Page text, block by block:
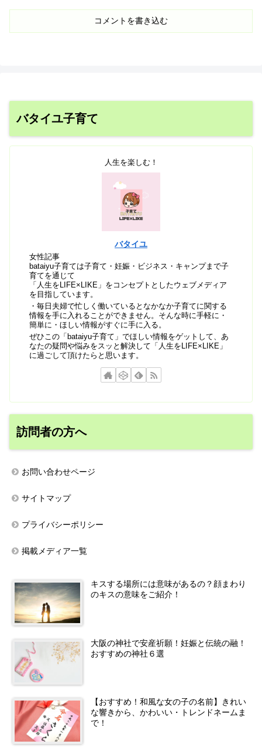
コメントを書き込む
バタイユ子育て
人生を楽しむ！
バタイユ
女性記事
bataiyu子育ては子育て・妊娠・ビジネス・キャンプまで子
育てを通じて
「人生をLIFE×LIKE」をコンセプトとしたウェブメディア
を目指しています。
・毎日夫婦で忙しく働いているとなかなか子育てに関する
情報を手に入れることができません。そんな時に手軽に・
簡単に・ほしい情報がすぐに手に入る。
ぜひこの「bataiyu子育て」でほしい情報をゲットして、あ
なたの疑問や悩みをスッと解決して「人生をLIFE×LIKE」
に過ごして頂けたらと思います。
訪問者の方へ
お問い合わせページ
サイトマップ
プライバシーポリシー
掲載メディア一覧
キスする場所には意味があるの？顔まわり
のキスの意味をご紹介！
大阪の神社で安産祈願！妊娠と伝統の融！
おすすめの神社６選
【おすすめ！和風な女の子の名前】きれい
な響きから、かわいい・トレンドネームま
で！